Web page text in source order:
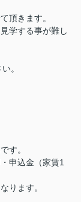
頂きます。
学する事が難し
。
す。
申込金（家賃1
ります。